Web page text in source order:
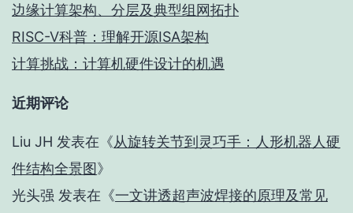
边缘计算架构、分层及典型组网拓扑
RISC-V科普：理解开源ISA架构
计算挑战：计算机硬件设计的机遇
近期评论
Liu JH 发表在《从旋转关节到灵巧手：人形机器人硬
件结构全景图》
光头强 发表在《一文讲透超声波焊接的原理及常见